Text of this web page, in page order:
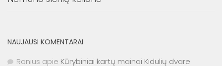
NAUJAUSI KOMENTARAI
Ronius apie Kūrybiniai kartų mainai Kidulių dvare